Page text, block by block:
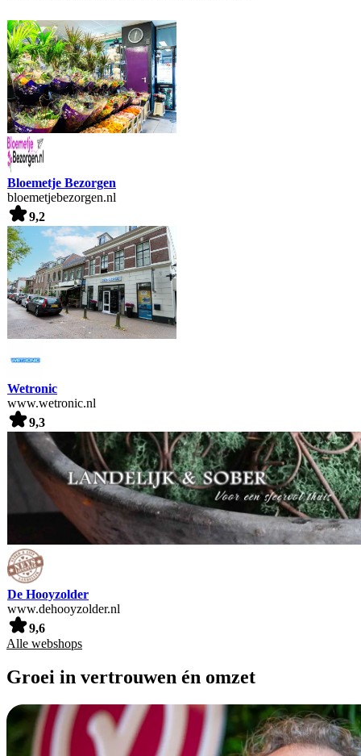
Bloemetje Bezorgen
bloemetjebezorgen.nl
9,2
Wetronic
www.wetronic.nl
9,3
De Hooyzolder
www.dehooyzolder.nl
9,6
Alle webshops
Groei in vertrouwen én omzet